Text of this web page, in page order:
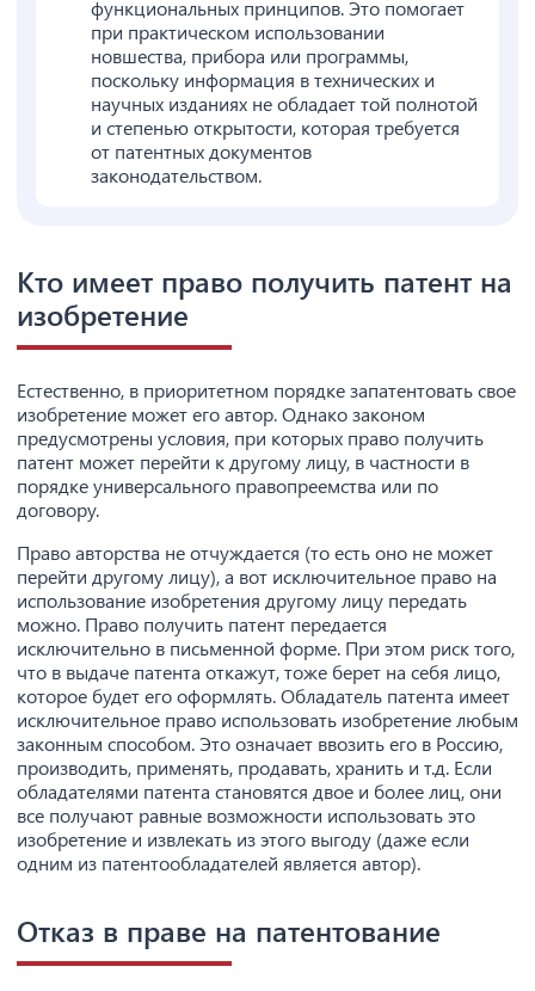
функциональных принципов. Это помогает
при практическом использовании
новшества, прибора или программы,
поскольку информация в технических и
научных изданиях не обладает той полнотой
и степенью открытости, которая требуется
от патентных документов
законодательством.
Кто имеет право получить патент на
изобретение
Естественно, в приоритетном порядке запатентовать свое
изобретение может его автор. Однако законом
предусмотрены условия, при которых право получить
патент может перейти к другому лицу, в частности в
порядке универсального правопреемства или по
договору.
Право авторства не отчуждается (то есть оно не может
перейти другому лицу), а вот исключительное право на
использование изобретения другому лицу передать
можно. Право получить патент передается
исключительно в письменной форме. При этом риск того,
что в выдаче патента откажут, тоже берет на себя лицо,
которое будет его оформлять. Обладатель патента имеет
исключительное право использовать изобретение любым
законным способом. Это означает ввозить его в Россию,
производить, применять, продавать, хранить и т.д. Если
обладателями патента становятся двое и более лиц, они
все получают равные возможности использовать это
изобретение и извлекать из этого выгоду (даже если
одним из патентообладателей является автор).
Отказ в праве на патентование